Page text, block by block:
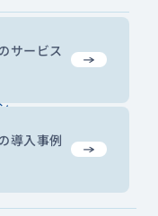
サービス
導入事例